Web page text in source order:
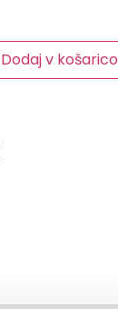
Dodaj v košarico